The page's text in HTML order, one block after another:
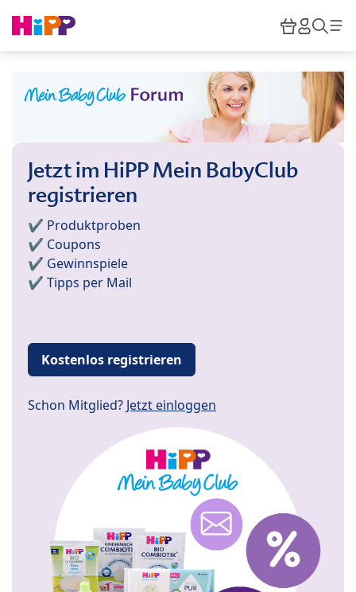
HiPP
Jetzt im HiPP Mein BabyClub
registrieren
✔️ Produktproben
✔️ Coupons
✔️ Gewinnspiele
✔️ Tipps per Mail
Kostenlos registrieren
Schon Mitglied? Jetzt einloggen